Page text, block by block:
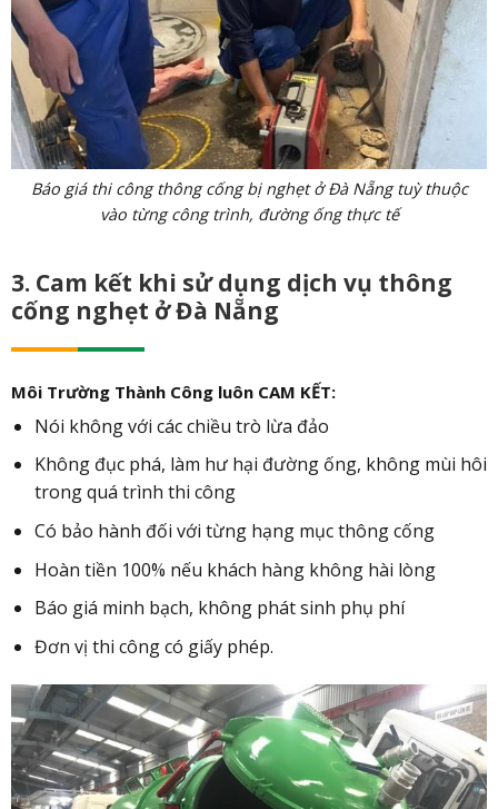
Báo giá thi công thông cống bị nghẹt ở Đà Nẵng tuỳ thuộc
vào từng công trình, đường ống thực tế
3. Cam kết khi sử dụng dịch vụ thông
cống nghẹt ở Đà Nẵng
Môi Trường Thành Công luôn CAM KẾT:
Nói không với các chiều trò lừa đảo
Không đục phá, làm hư hại đường ống, không mùi hôi
trong quá trình thi công
Có bảo hành đối với từng hạng mục thông cống
Hoàn tiền 100% nếu khách hàng không hài lòng
Báo giá minh bạch, không phát sinh phụ phí
Đơn vị thi công có giấy phép.